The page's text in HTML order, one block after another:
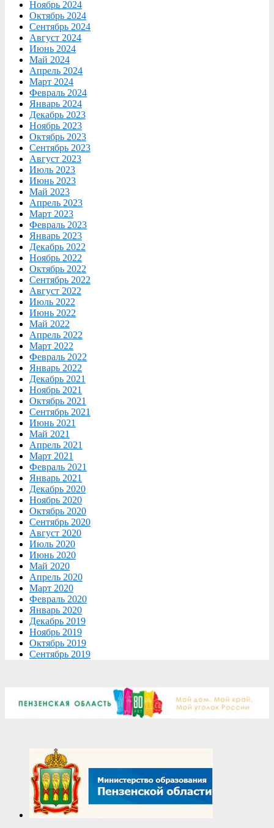
Ноябрь 2024
Октябрь 2024
Сентябрь 2024
Август 2024
Июнь 2024
Май 2024
Апрель 2024
Март 2024
Февраль 2024
Январь 2024
Декабрь 2023
Ноябрь 2023
Октябрь 2023
Сентябрь 2023
Август 2023
Июль 2023
Июнь 2023
Май 2023
Апрель 2023
Март 2023
Февраль 2023
Январь 2023
Декабрь 2022
Ноябрь 2022
Октябрь 2022
Сентябрь 2022
Август 2022
Июль 2022
Июнь 2022
Май 2022
Апрель 2022
Март 2022
Февраль 2022
Январь 2022
Декабрь 2021
Ноябрь 2021
Октябрь 2021
Сентябрь 2021
Июнь 2021
Май 2021
Апрель 2021
Март 2021
Февраль 2021
Январь 2021
Декабрь 2020
Ноябрь 2020
Октябрь 2020
Сентябрь 2020
Август 2020
Июль 2020
Июнь 2020
Май 2020
Апрель 2020
Март 2020
Февраль 2020
Январь 2020
Декабрь 2019
Ноябрь 2019
Октябрь 2019
Сентябрь 2019